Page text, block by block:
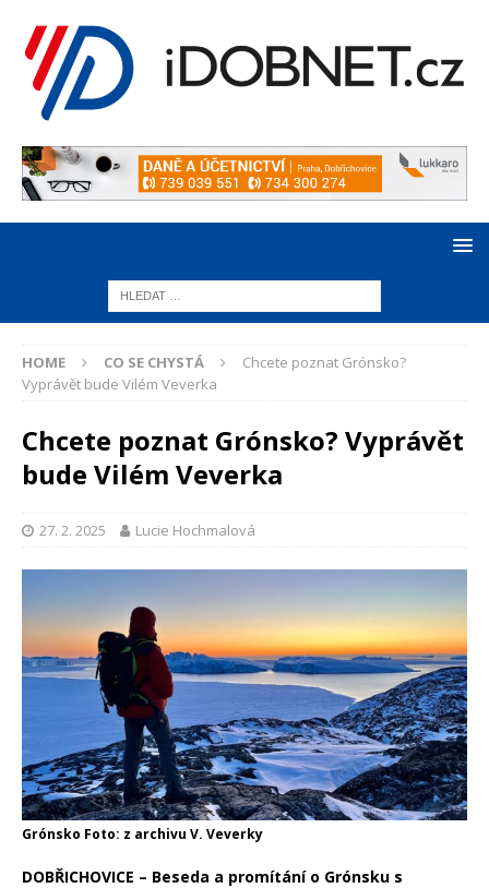
HOME CO SE CHYSTÁ
Chcete poznat Grónsko?
Vyprávět bude Vilém Veverka
Chcete poznat Grónsko? Vyprávět
bude Vilém Veverka
27. 2. 2025 Lucie Hochmalová
Grónsko Foto: z archivu V. Veverky
DOBŘICHOVICE – Beseda a promítání o Grónsku s